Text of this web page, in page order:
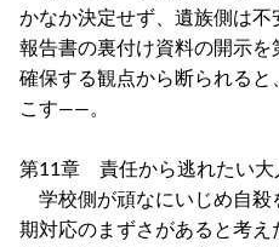
かなか決定せず、遺族側は
報告書の裏付け資料の開示
確保する観点から断られる
こす――。
第11章 責任から逃れたい大
学校側が頑なにいじめ自殺
期対応のまずさがあると考